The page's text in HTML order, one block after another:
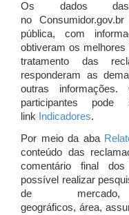
Os dados das
no
pública, com
obtiveram os
tratamento das
responderam as
outras
participantes
link Indicadores.
Por meio da aba
conteúdo das
comentário final
possível realizar
de
geográficos, área,